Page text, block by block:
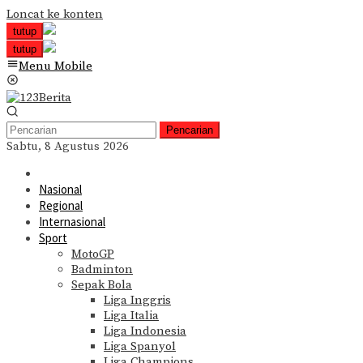
Loncat ke konten
tutup
tutup
Menu Mobile
Pencarian
Sabtu, 8 Agustus 2026
Nasional
Regional
Internasional
Sport
MotoGP
Badminton
Sepak Bola
Liga Inggris
Liga Italia
Liga Indonesia
Liga Spanyol